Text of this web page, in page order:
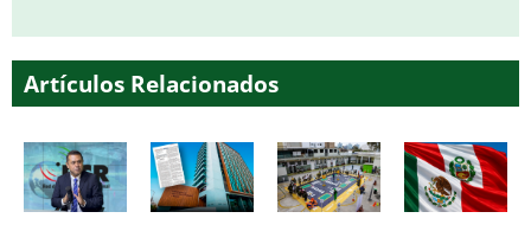
Artículos Relacionados